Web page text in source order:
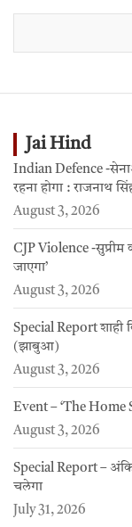
Jai Hind
Indian Defence -
रहना होगा : राजनाथ
August 3, 2026
CJP Violence -सुप्रीम
जाएगा’
August 3, 2026
Special Report शाही
(झाबुआ)
August 3, 2026
Event – ‘The Home
August 3, 2026
Special Report –
चलेगा
July 31, 2026